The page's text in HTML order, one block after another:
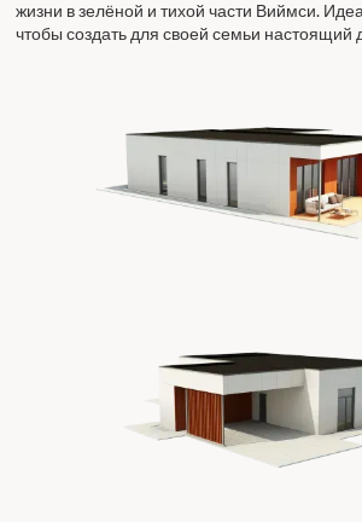
жизни в зелёной и тихой части Виймси.
чтобы создать для своей семьи настоящий